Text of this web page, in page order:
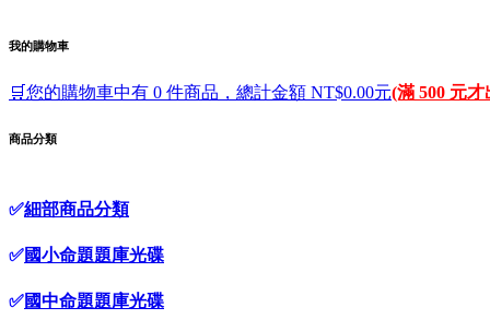
我的購物車
🛒您的購物車中有 0 件商品，總計金額 NT$0.00元(滿 500 元才
商品分類
✅細部商品分類
✅國小命題題庫光碟
✅國中命題題庫光碟